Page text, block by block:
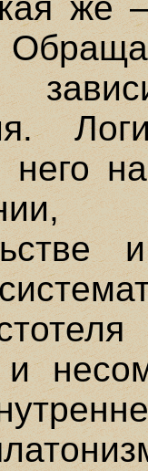
же
него